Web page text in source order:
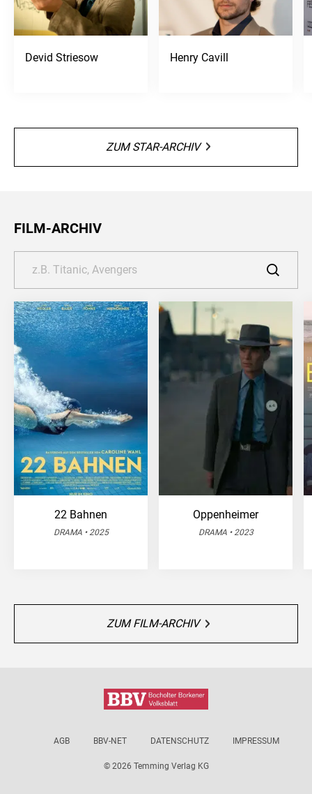
Devid Striesow Henry Cavill
ZUM STAR-ARCHIV
FILM-ARCHIV
22 Bahnen
DRAMA • 2025
Oppenheimer
DRAMA • 2023
ZUM FILM-ARCHIV
AGB BBV-NET DATENSCHUTZ IMPRESSUM
© 2026 Temming Verlag KG